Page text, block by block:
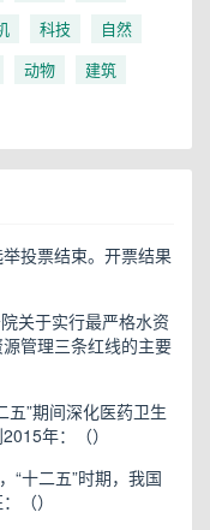
科技
自然
动物
建筑
投票结束。开票结果
关于实行最严格水资
管理三条红线的主要
”期间深化医药卫生
年：（）
“十二五”时期，我国
（）